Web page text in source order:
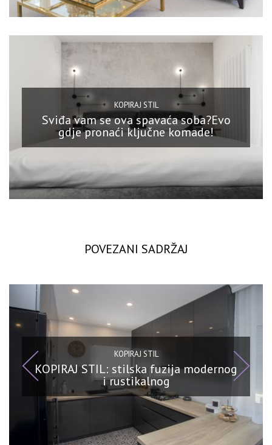
KOPIRAJ STIL
Sviđa vam se ova spavaća soba?Evo
gdje pronaći ključne komade!
POVEZANI SADRŽAJ
KOPIRAJ STIL
KOPIRAJ STIL: stilska fuzija modernog
i rustikalnog